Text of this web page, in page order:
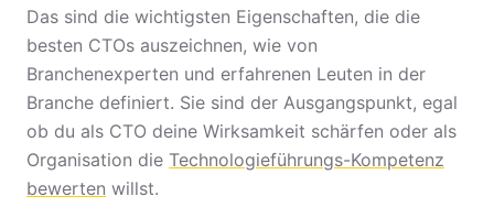
Das sind die wichtigsten Eigenschaften, die die
besten CTOs auszeichnen, wie von
Branchenexperten und erfahrenen Leuten in der
Branche definiert. Sie sind der Ausgangspunkt, egal
ob du als CTO deine Wirksamkeit schärfen oder als
Organisation die Technologieführungs-Kompetenz
bewerten willst.